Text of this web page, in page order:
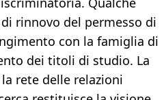
rinnovo del permesso di
con la famiglia di
dei titoli di studio. La
rete delle relazioni